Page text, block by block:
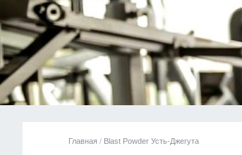
Главная / Blast Powder Усть-Джегута